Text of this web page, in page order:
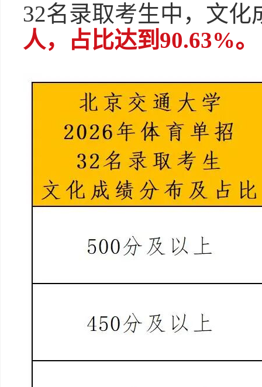
32名录取考生中，文化
人，占比达到90.63%。